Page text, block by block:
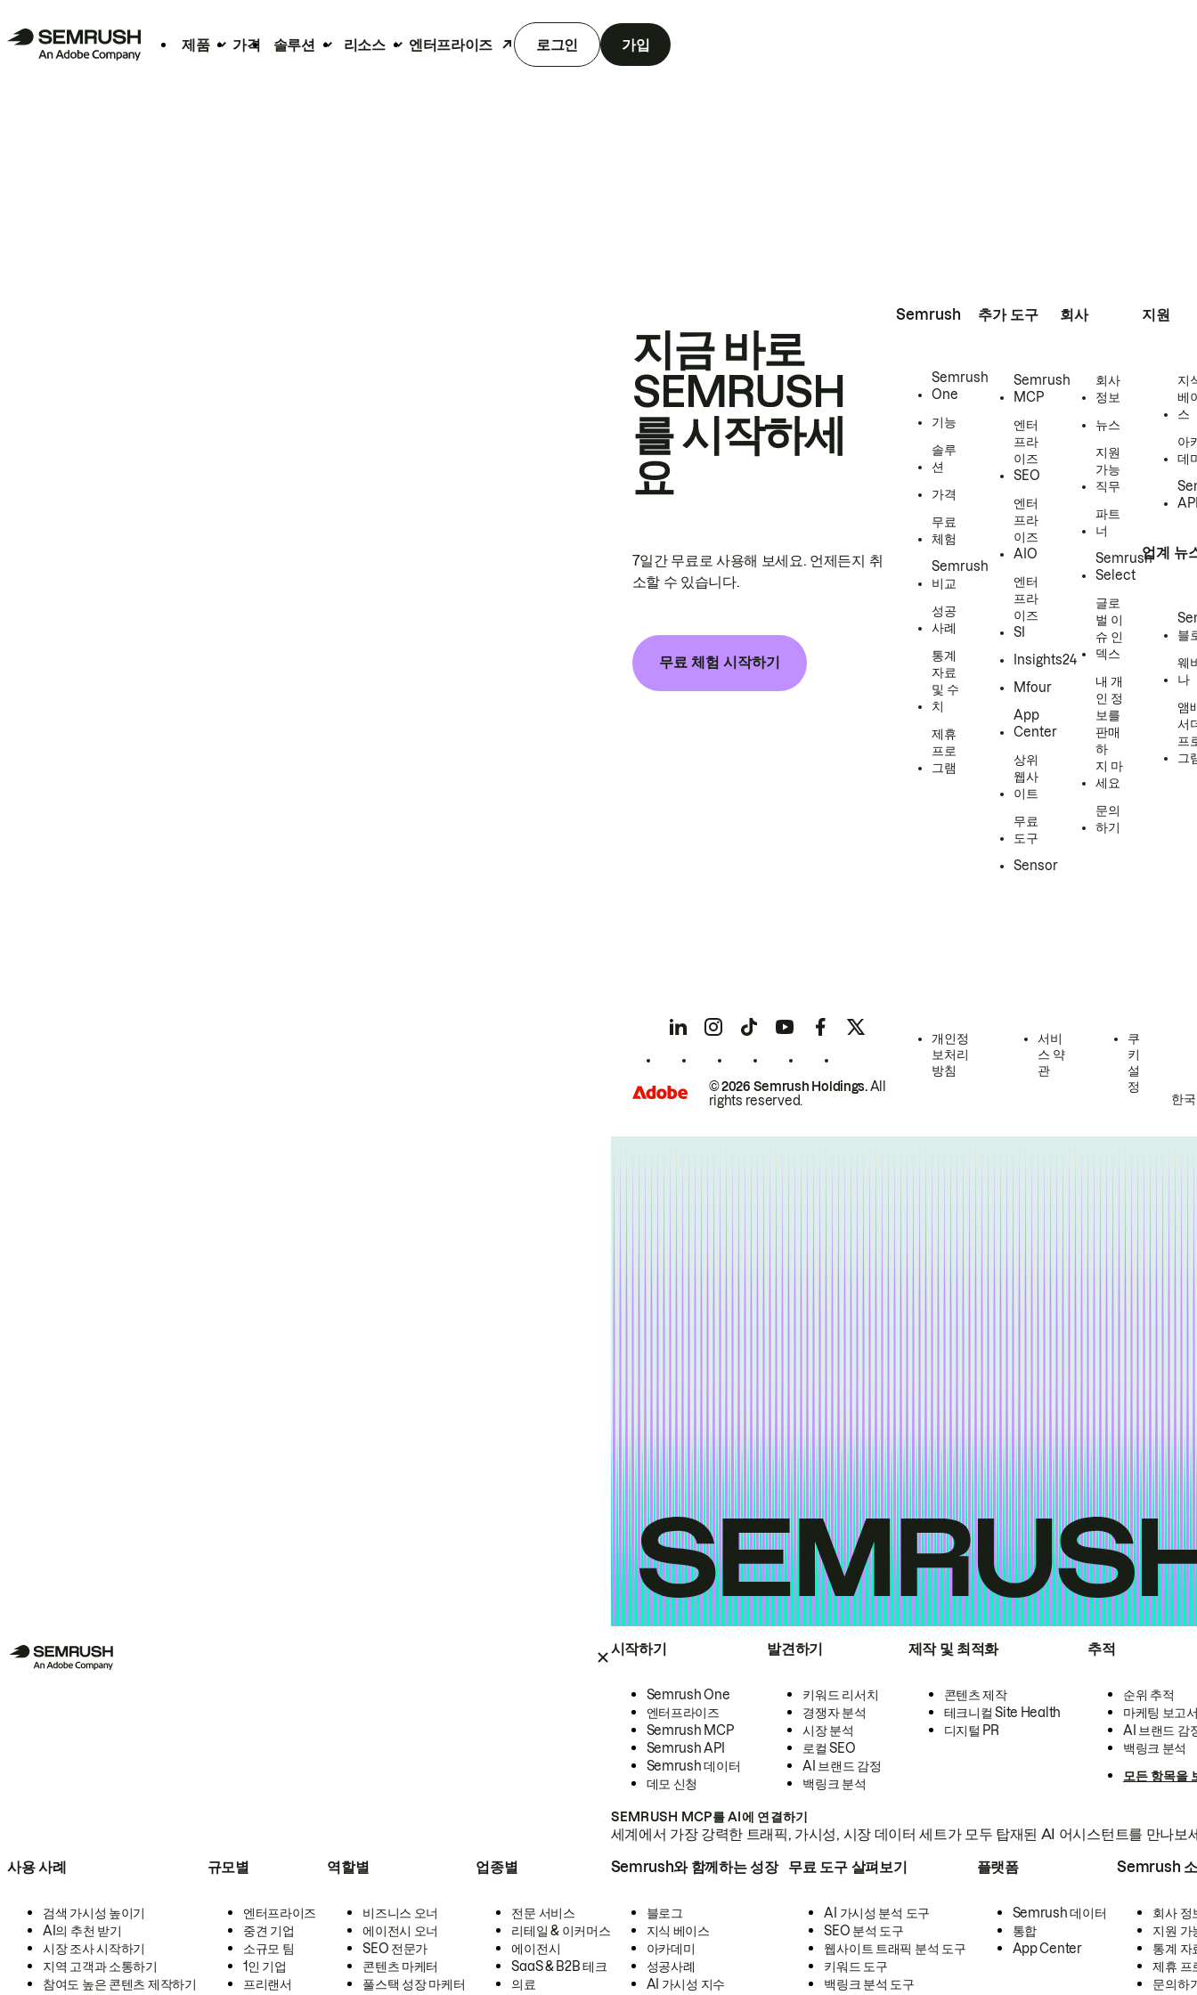
제품 가격 솔루션 리소스 엔터프라이즈 로그인 가입
시작하기
Semrush One
엔터프라이즈
Semrush MCP
Semrush API
Semrush 데이터
데모 신청
발견하기
키워드 리서치
경쟁자 분석
시장 분석
로컬 SEO
AI 브랜드 감정
백링크 분석
제작 및 최적화
콘텐츠 제작
테크니컬 Site Health
디지털 PR
추적
순위 추적
마케팅 보고
AI 브랜드 감
백링크 분석
모든 항목을
SEMRUSH MCP를 AI에 연결하기
세계에서 가장 강력한 트래픽, 가시성, 시장 데이터 세트가 모두 탑재된 AI 어시스턴트를 만나보
사용 사례
검색 가시성 높이기
AI의 추천 받기
시장 조사 시작하기
지역 고객과 소통하기
참여도 높은 콘텐츠 제작하기
규모별
엔터프라이즈
중견 기업
소규모 팀
1인 기업
프리랜서
역할별
비즈니스 오너
에이전시 오너
SEO 전문가
콘텐츠 마케터
풀스택 성장 마케터
업종별
전문 서비스
리테일 & 이커머스
에이전시
SaaS & B2B 테크
의료
Semrush와 함께하는 성장
블로그
지식 베이스
아카데미
성공사례
AI 가시성 지수
무료 도구 살펴보기
AI 가시성 분석 도구
SEO 분석 도구
웹사이트 트래픽 분석 도구
키워드 도구
백링크 분석 도구
플랫폼
Semrush 데이터
통합
App Center
Semrush
회사 정
지원 가
통계 자
제휴 프
문의하
지금 바로
SEMRUSH
를 시작하세
요
7일간 무료로 사용해 보세요. 언제든지 취
소할 수 있습니다.
무료 체험 시작하기
Semrush
Semrush
One
기능
솔루
션
가격
무료
체험
Semrush
비교
성공
사례
통계
자료
및 수
치
제휴
프로
그램
추가 도구
Semrush
MCP
엔터
프라
이즈
SEO
엔터
프라
이즈
AIO
엔터
프라
이즈
SI
Insights24
Mfour
App
Center
상위
웹사
이트
무료
도구
Sensor
회사
회사
정보
뉴스
지원
가능
직무
파트
너
Semrush
Select
글로
벌 이
슈 인
덱스
내 개
인 정
보를
판매
하
지 마
세요
문의
하기
지원
지
베
스
아
데
업계 뉴
블
웨
나
앰
서
프
그
© 2026 Semrush Holdings.All
rights reserved.
개인정
보처리
방침
서비
스 약
관
쿠
키
설
정
한